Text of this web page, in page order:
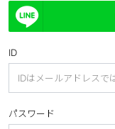
カラコン
1 Day
1 Month
よりどりキット
ID
パスワード